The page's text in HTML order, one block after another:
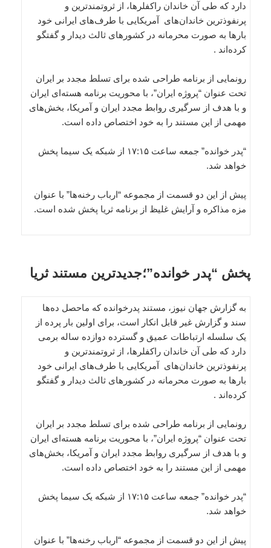
دارد که طی آن خاندان راکفلرها، از ثروتمندترین و
پرنفوذترین خاندان‌های آمریکایی با طرف‌های ایرانی خود
بارها به صورت محرمانه در کشورهای ثالث دیدار و گفتگو
کرده‌اند .
رونمایی از برنامه طراحی شده برای تسلط مجدد بر ایران
تحت عنوان “پروژه ایران”، با محوریت برنامه هسته‌ای ایران
و با هدف از سرگیری روابط مجدد ایران و آمریکا، بخش‌های
مهمی از این مستند را به خود اختصاص داده است.
“پدر خوانده” جمعه ساعت ۱۷:۱۵ از شبکه یک سیما پخش
خواهد شد.
پیش از این دو قسمت از مجموعه “ارباب رخنه‌ها” با عنوان
مزه مذاکره و آرایش غلیظ از برنامه ثریا پخش شده است.
پخش “پدر خوانده”؛جدیدترین مستند ثریا
به گزارش جهان نیوز، مستند پدرخوانده که ماحصل ده‌ها
سند و گزارش غیر قابل انکار است، برای اولین بار پرده از
یک سلسله ارتباطات عمیق و گسترده دوازده ساله برمی
دارد که طی آن خاندان راکفلرها، از ثروتمندترین و
پرنفوذترین خاندان‌های آمریکایی با طرف‌های ایرانی خود
بارها به صورت محرمانه در کشورهای ثالث دیدار و گفتگو
کرده‌اند .
رونمایی از برنامه طراحی شده برای تسلط مجدد بر ایران
تحت عنوان “پروژه ایران”، با محوریت برنامه هسته‌ای ایران
و با هدف از سرگیری روابط مجدد ایران و آمریکا، بخش‌های
مهمی از این مستند را به خود اختصاص داده است.
“پدر خوانده” جمعه ساعت ۱۷:۱۵ از شبکه یک سیما پخش
خواهد شد.
پیش از این دو قسمت از مجموعه “ارباب رخنه‌ها” با عنوان